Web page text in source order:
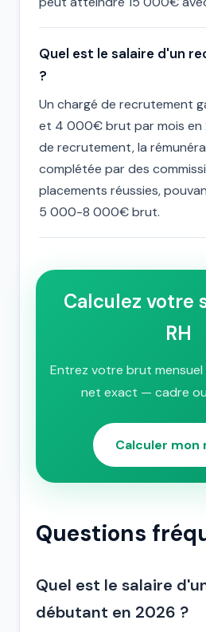
Quel est le salaire d'un
?
Un chargé de recrutement
et 4 000€ brut par mois en
de recrutement, la
complétée par des
placements réussies,
5 000-8 000€ brut.
Calculez votre
RH
Entrez votre brut
net exact — cadre
Calculer mon
Questions
Quel est le salaire
débutant en 2026 ?